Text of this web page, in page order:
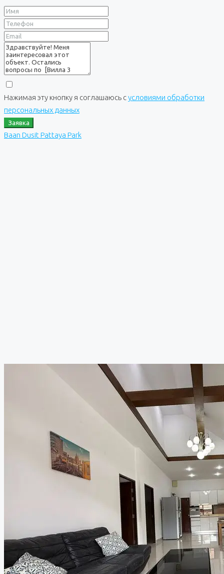
Нажимая эту кнопку я соглашаюсь сусловиями обработки
персональных данных
Заявка
Baan Dusit Pattaya Park